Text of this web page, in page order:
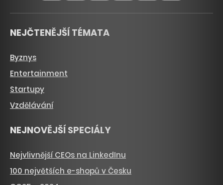
NEJČTENĚJŠÍ TÉMATA
Byznys
Entertainment
Startupy
Vzdělávání
NEJNOVĚJŠÍ SPECIÁLY
Nejvlivnější CEOs na LinkedInu
100 největších e-shopů v Česku